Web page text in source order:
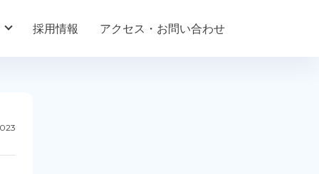
採用情報 アクセス・お問い合わせ